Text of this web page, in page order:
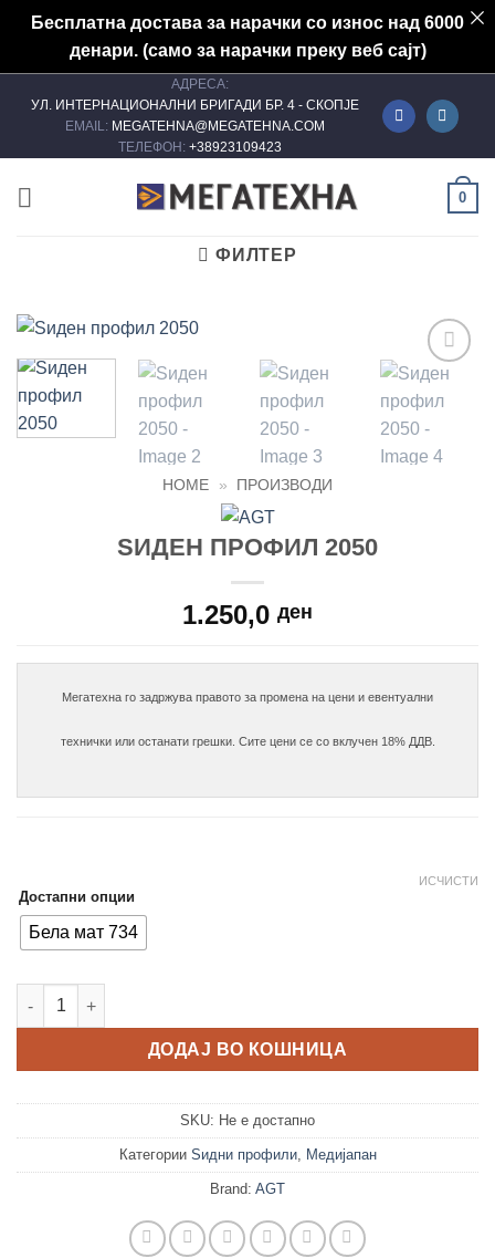
Бесплатна достава за нарачки со износ над 6000
денари. (само за нарачки преку веб сајт)
АДРЕСА:
УЛ. ИНТЕРНАЦИОНАЛНИ БРИГАДИ БР. 4 - СКОПЈЕ
EMAIL: MEGATEHNA@MEGATEHNA.COM
ТЕЛЕФОН: +38923109423
0
ФИЛТЕР
Add to
wishlist
HOME » ПРОИЗВОДИ
ЅИДЕН ПРОФИЛ 2050
1.250,0 ден
Мегатехна го задржува правото за промена на цени и евентуални
технички или останати грешки. Сите цени се со вклучен 18% ДДВ.
Достапни опции
Бела мат 734
ИСЧИСТИ
Ѕиден профил 2050 количина
ДОДАЈ ВО КОШНИЦА
SKU: Не е достапно
Категории Ѕидни профили, Медијапан
Brand: AGT